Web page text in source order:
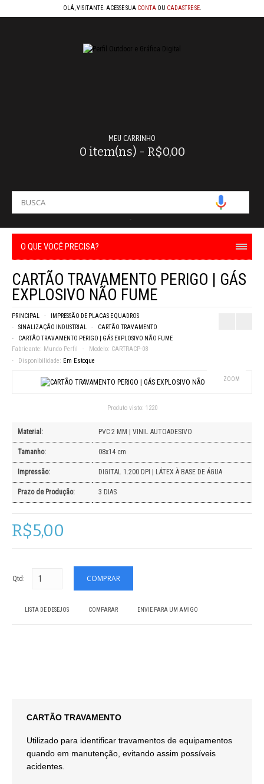
OLÁ, VISITANTE. ACESSE SUA CONTA OU CADASTRE-SE.
MEU CARRINHO
0 item(ns) - R$0,00
-
O QUE VOCÊ PRECISA?
CARTÃO TRAVAMENTO PERIGO | GÁS
EXPLOSIVO NÃO FUME
PRINCIPAL
IMPRESSÃO DE PLACAS E QUADROS
SINALIZAÇÃO INDUSTRIAL
CARTÃO TRAVAMENTO
CARTÃO TRAVAMENTO PERIGO | GÁS EXPLOSIVO NÃO FUME
Fabricante: Mundo Perfil Modelo: CARTRACP-08
Disponibilidade: Em Estoque
ZOOM
Produto visto: 1220
Material: PVC 2 MM | VINIL AUTOADESIVO
Tamanho: 08x14 cm
Impressão: DIGITAL 1.200 DPI | LÁTEX À BASE DE ÁGUA
Prazo de Produção: 3 DIAS
R$5,00
Qtd:
LISTA DE DESEJOS COMPARAR ENVIE PARA UM AMIGO
CARTÃO TRAVAMENTO
Utilizado para identificar travamentos de equipamentos
quando em manutenção, evitando assim possíveis
acidentes.